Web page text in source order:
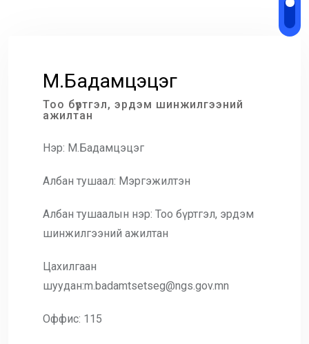
М.Бадамцэцэг
Тоо бүртгэл, эрдэм шинжилгээний
ажилтан
Нэр: М.Бадамцэцэг
Албан тушаал: Мэргэжилтэн
Албан тушаалын нэр: Тоо бүртгэл, эрдэм
шинжилгээний ажилтан
Цахилгаан
шуудан:m.badamtsetseg@ngs.gov.mn
Оффис: 115